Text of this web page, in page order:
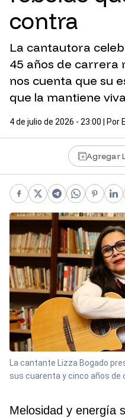
contra
La cantautora
45 años de carrera
nos cuenta que su
que la mantiene
4 de julio de 2026 - 23:00 | Por
Agregar
Facebook
X Telegram
WhatsApp
La cantante Lizza Bogado
sus cuarenta y cinco años de
Melosidad y energía